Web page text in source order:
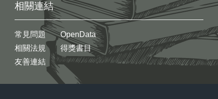
相關連結
常見問題
相關法規
友善連結
OpenData
得獎書目